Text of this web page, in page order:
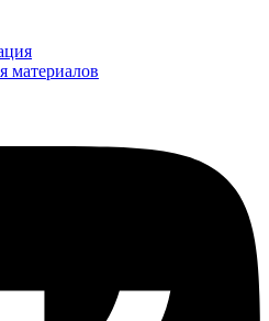
материалов